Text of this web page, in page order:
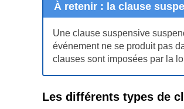
À retenir : la clause
Une clause suspensive
événement ne se produit pas
clauses sont imposées par la
Les différents types de